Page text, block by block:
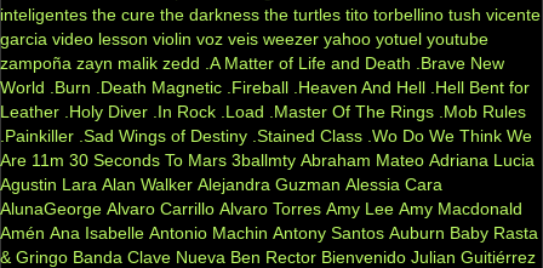
inteligentes the cure the darkness the turtles tito torbellino tush vicente
garcia video lesson violin voz veis weezer yahoo yotuel youtube
zampoña zayn malik zedd .A Matter of Life and Death
.Brave New
World
.Burn .Death Magnetic .Fireball .Heaven And Hell .Hell Bent for
Leather .Holy Diver .In Rock .Load .Master Of The Rings .Mob Rules
.Painkiller .Sad Wings of Destiny .Stained Class .Wo Do We Think We
Are 11m 30 Seconds To Mars 3ballmty Abraham Mateo Adriana Lucia
Agustin Lara Alan Walker Alejandra Guzman Alessia Cara
AlunaGeorge Alvaro Carrillo Alvaro Torres Amy Lee Amy Macdonald
Amén Ana Isabelle Antonio Machin Antony Santos Auburn Baby Rasta
& Gringo Banda Clave Nueva Ben Rector Bienvenido Julian Guitiérrez